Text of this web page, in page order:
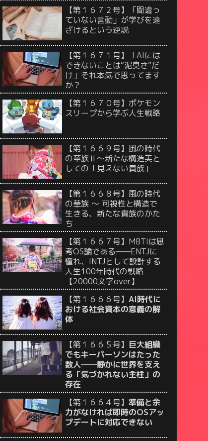
【第１６７２号】「間違っ
ていない言動」が学びを遠
ざけるという逆説
【第１６７１号】「AIには
できないことは“泥臭さ”だ
け」それ本気で思ってます
か？
【第１６７０号】ポケモン
スリープから学ぶ人生戦略
【第１６６９号】風の時代
の華族Ⅱ〜新たな構造美と
しての「見えない貴族」
【第１６６８号】風の時代
の華族 〜 可視性と構造で
生きる、新たな貴族のかた
ち
【第１６６７号】MBTIは思
考OS論である——ENTJに
憧れ、INTJとして設計する
人生100年時代の戦略
【20000文字over】
【第１６６６号】 AI時代に
おける社会資本の意義の解
体
【第１６６５号】 巨大組織
でもキーパーソンはたった
数人──静かに世界を支え
る「気づかれない主柱」の
存在
【第１６６４号】 準備と余
力がなければ即時のOSアッ
プデートに対応できない